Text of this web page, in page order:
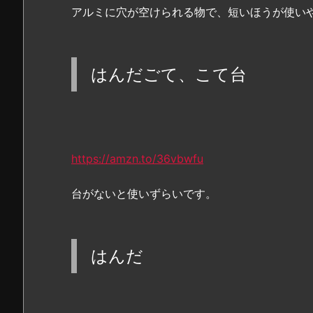
アルミに穴が空けられる物で、短いほうが使い
はんだごて、こて台
https://amzn.to/36vbwfu
台がないと使いずらいです。
はんだ